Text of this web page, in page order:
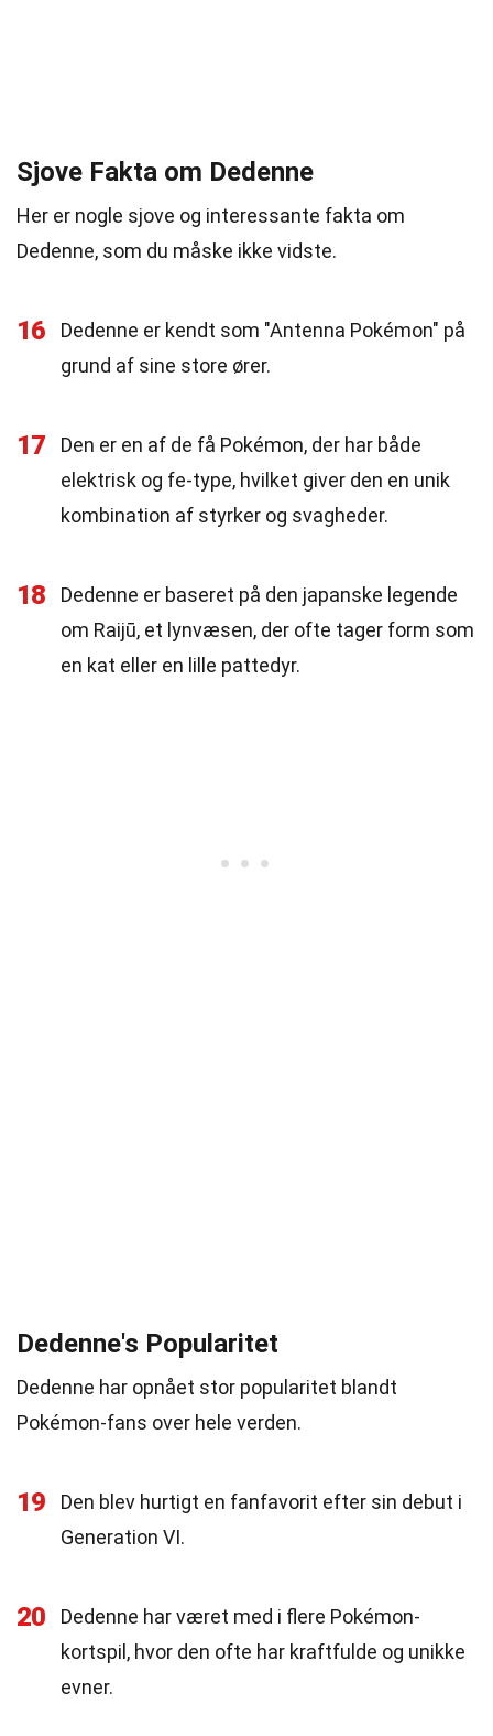
Sjove Fakta om Dedenne
Her er nogle sjove og interessante fakta om
Dedenne, som du måske ikke vidste.
16
Dedenne er kendt som "Antenna Pokémon" på
grund af sine store ører.
17
Den er en af de få Pokémon, der har både
elektrisk og fe-type, hvilket giver den en unik
kombination af styrker og svagheder.
18
Dedenne er baseret på den japanske legende
om Raijū, et lynvæsen, der ofte tager form som
en kat eller en lille pattedyr.
Dedenne's Popularitet
Dedenne har opnået stor popularitet blandt
Pokémon-fans over hele verden.
19
Den blev hurtigt en fanfavorit efter sin debut i
Generation VI.
20
Dedenne har været med i flere Pokémon-
kortspil, hvor den ofte har kraftfulde og unikke
evner.